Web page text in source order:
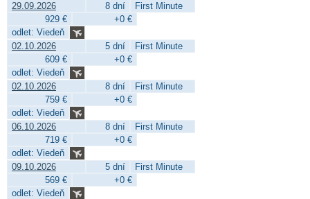
29.09.2026
8 dní
First Minute
929 €
+0 €
odlet: Viedeň
02.10.2026
5 dní
First Minute
609 €
+0 €
odlet: Viedeň
02.10.2026
8 dní
First Minute
759 €
+0 €
odlet: Viedeň
06.10.2026
8 dní
First Minute
719 €
+0 €
odlet: Viedeň
09.10.2026
5 dní
First Minute
569 €
+0 €
odlet: Viedeň